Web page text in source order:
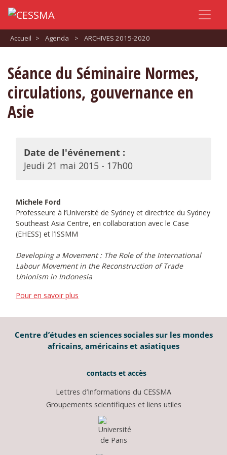
Accueil > Agenda > ARCHIVES 2015-2020
Séance du Séminaire Normes,
circulations, gouvernance en
Asie
Date de l'événement :
Jeudi 21 mai 2015 - 17h00
Michele Ford
Professeure à l’Université de Sydney et directrice du Sydney
Southeast Asia Centre, en collaboration avec le Case
(EHESS) et l’ISSMM
Developing a Movement : The Role of the International
Labour Movement in the Reconstruction of Trade
Unionism in Indonesia
Pour en savoir plus
Centre d’études en sciences sociales sur les mondes
africains, américains et asiatiques
contacts et accès
Lettres d’Informations du CESSMA
Groupements scientifiques et liens utiles